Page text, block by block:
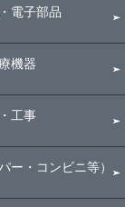
電子部品
機器
工事
ー・コンビニ等）